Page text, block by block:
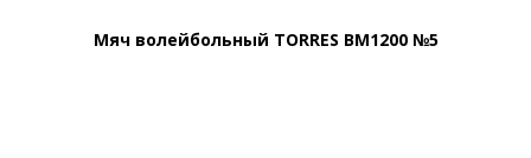
Мяч волейбольный TORRES BM1200 №5